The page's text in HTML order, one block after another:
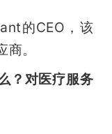
的CEO，该
。
？对医疗服务